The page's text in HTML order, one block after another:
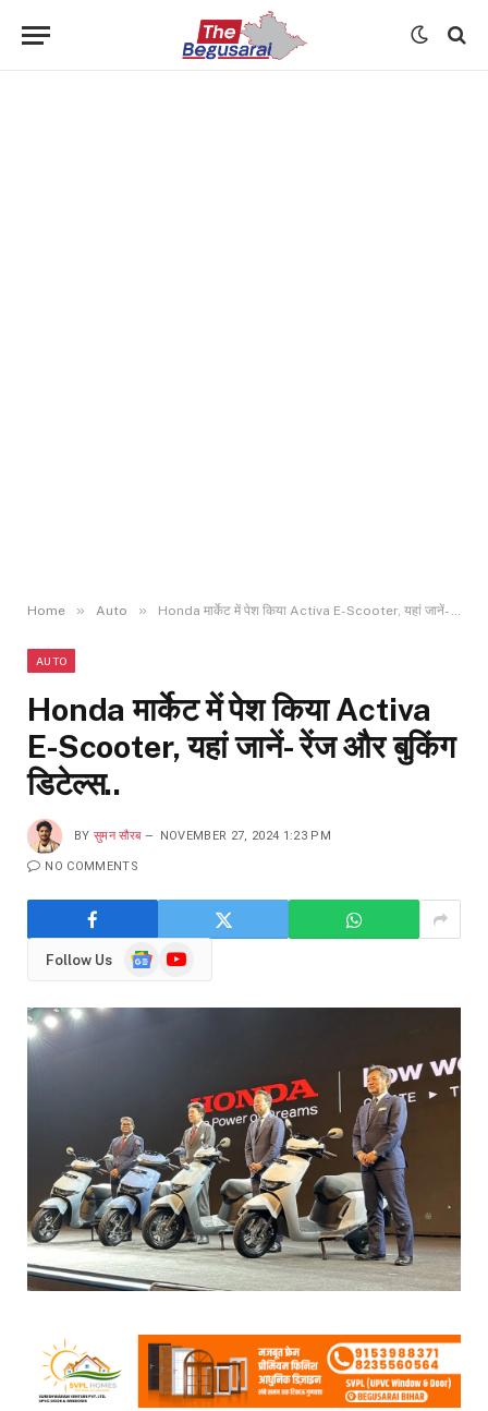
Home » Auto » Honda मार्केट में पेश किया Activa E-Scooter, यहां जानें- रेंज और बुकिंग डिटेल्स..
AUTO
Honda मार्केट में पेश किया Activa
E-Scooter, यहां जानें- रेंज और बुकिंग
डिटेल्स..
BY सुमन सौरब NOVEMBER 27, 2024 1:23 PM
NO COMMENTS
Follow Us
GoogleYouTube